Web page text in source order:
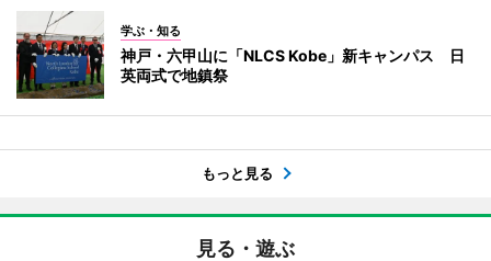
学ぶ・知る
神戸・六甲山に「NLCS Kobe」新キャンパス 日
英両式で地鎮祭
もっと見る
見る・遊ぶ